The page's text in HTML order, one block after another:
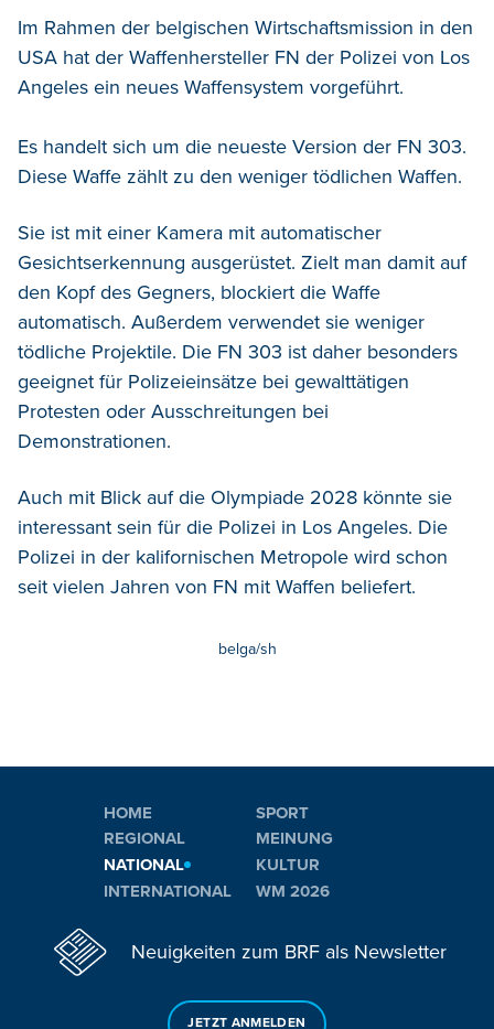
Im Rahmen der belgischen Wirtschaftsmission in den
USA hat der Waffenhersteller FN der Polizei von Los
Angeles ein neues Waffensystem vorgeführt.
Es handelt sich um die neueste Version der FN 303.
Diese Waffe zählt zu den weniger tödlichen Waffen.
Sie ist mit einer Kamera mit automatischer
Gesichtserkennung ausgerüstet. Zielt man damit auf
den Kopf des Gegners, blockiert die Waffe
automatisch. Außerdem verwendet sie weniger
tödliche Projektile. Die FN 303 ist daher besonders
geeignet für Polizeieinsätze bei gewalttätigen
Protesten oder Ausschreitungen bei
Demonstrationen.
Auch mit Blick auf die Olympiade 2028 könnte sie
interessant sein für die Polizei in Los Angeles. Die
Polizei in der kalifornischen Metropole wird schon
seit vielen Jahren von FN mit Waffen beliefert.
belga/sh
HOME
REGIONAL
NATIONAL
INTERNATIONAL
SPORT
MEINUNG
KULTUR
WM 2026
Neuigkeiten zum BRF als Newsletter
JETZT ANMELDEN